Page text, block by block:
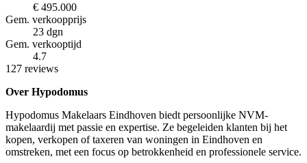
€ 495.000
Gem. verkoopprijs
23 dgn
Gem. verkooptijd
4.7
127 reviews
Over Hypodomus
Hypodomus Makelaars Eindhoven biedt persoonlijke NVM-
makelaardij met passie en expertise. Ze begeleiden klanten bij het
kopen, verkopen of taxeren van woningen in Eindhoven en
omstreken, met een focus op betrokkenheid en professionele service.